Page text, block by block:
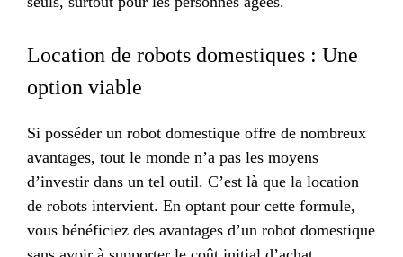
Location de robots domestiques : Une
option viable
Si posséder un robot domestique offre de nombreux
avantages, tout le monde n’a pas les moyens
d’investir dans un tel outil. C’est là que la location
de robots intervient. En optant pour cette formule,
vous bénéficiez des avantages d’un robot domestique